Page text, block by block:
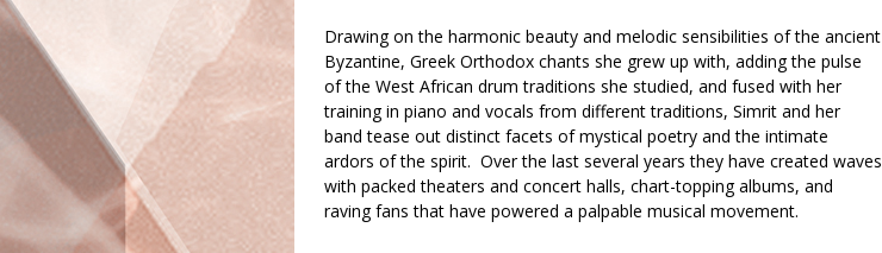
Drawing on the harmonic beauty and melodic sensibilities of the ancient
Byzantine, Greek Orthodox chants she grew up with, adding the pulse
of the West African drum traditions she studied, and fused with her
training in piano and vocals from different traditions, Simrit and her
band tease out distinct facets of mystical poetry and the intimate
ardors of the spirit. Over the last several years they have created waves
with packed theaters and concert halls, chart-topping albums, and
raving fans that have powered a palpable musical movement.